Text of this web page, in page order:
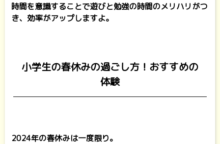
時間を意識することで遊びと勉強の時間のメリハリがつ
き、効率がアップしますよ。
小学生の春休みの過ごし方！おすすめの
体験
2024年の春休みは一度限り。